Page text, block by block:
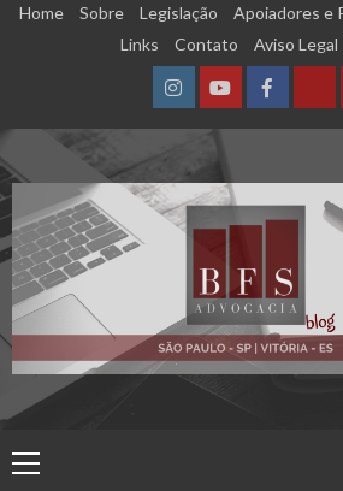
SkipHome Sobre Legislação Apoiadores e
Links
Contato Aviso Legal
InstagramYouTube
de
Menu